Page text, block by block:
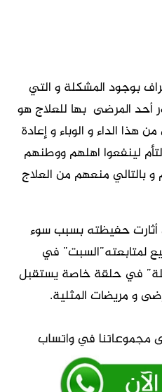
بوجود المشكلة و التي
أحد المرضى بها للعلاج هو
هذا الداء و الوباء و إعادة
لينفعوا اهلهم ووطنهم
بالتالي منعهم من العلاج
أثارت حفيظته بسبب سوء
لمتابعته”السبت” في
في حلقة خاصة يستقبل
و مريضات المثلية.